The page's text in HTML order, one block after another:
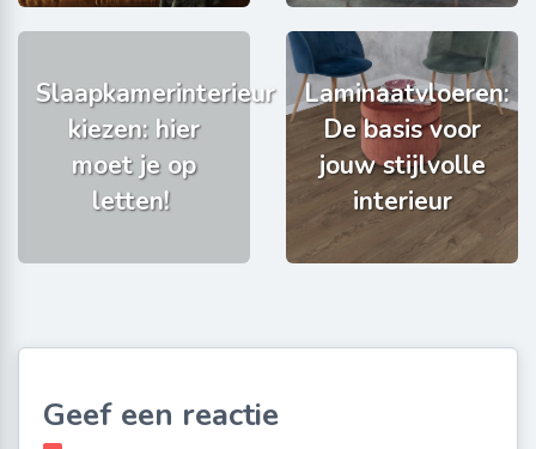
Slaapkamerinterieur
kiezen: hier
moet je op
letten!
Laminaatvloeren:
De basis voor
jouw stijlvolle
interieur
Geef een reactie